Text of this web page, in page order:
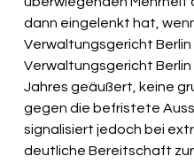
dann eingelenkt hat,
Verwaltungsgericht
Verwaltungsgericht
Jahres geäußert, keine
gegen die befristete
signalisiert jedoch bei
deutliche Bereitschaft